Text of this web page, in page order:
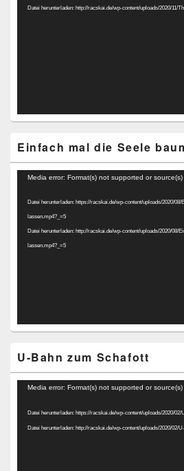
Datei herunterladen: http://racskai.de/wp-content/uploads/2020/11/
Einfach mal die Seele
Video-
Media error: Format(s) not supported or
Datei herunterladen: https://racskai.de/wp-content/uploads/2020/
lassen.mp4?_=5
Datei herunterladen: http://racskai.de/wp-content/uploads/2020/08/
lassen.mp4?_=5
U-Bahn zum Schafott
Video-
Media error: Format(s) not supported or
Datei herunterladen: https://racskai.de/wp-content/uploads/2020/
Datei herunterladen: http://racskai.de/wp-content/uploads/2020/02/